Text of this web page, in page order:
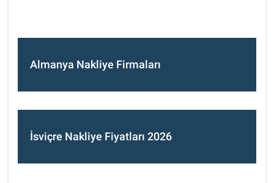
Almanya Nakliye Firmaları
İsviçre Nakliye Fiyatları 2026